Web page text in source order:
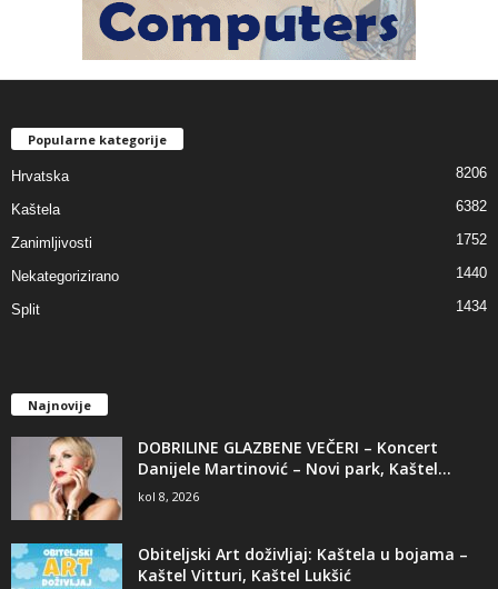
Popularne kategorije
Hrvatska 8206
Kaštela 6382
Zanimljivosti 1752
Nekategorizirano 1440
Split 1434
Najnovije
DOBRILINE GLAZBENE VEČERI – Koncert
Danijele Martinović – Novi park, Kaštel...
kol 8, 2026
Obiteljski Art doživljaj: Kaštela u bojama –
Kaštel Vitturi, Kaštel Lukšić